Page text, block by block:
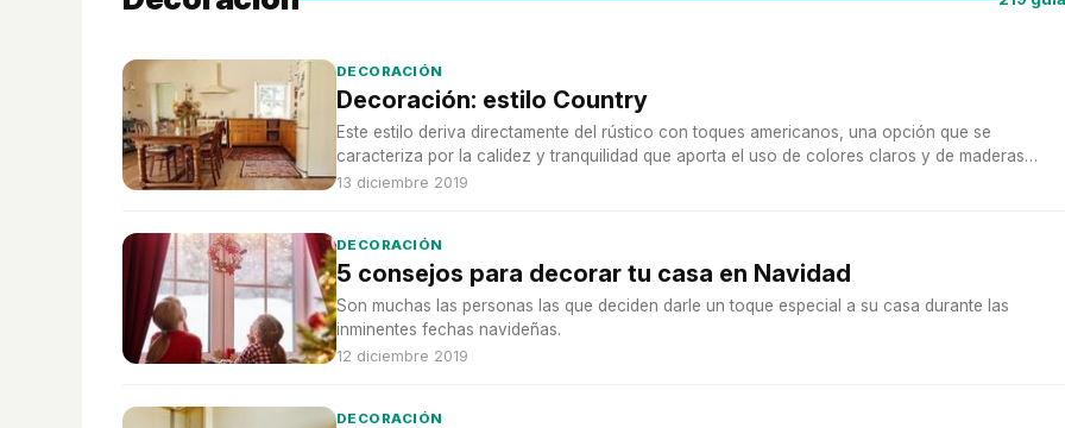
DECORACIÓN
Decoración: estilo Country
Este estilo deriva directamente del rústico con toques americanos, una opción que se
caracteriza por la calidez y tranquilidad que aporta el uso de colores claros y de maderas
naturales.
13 diciembre 2019
DECORACIÓN
5 consejos para decorar tu casa en Navidad
Son muchas las personas las que deciden darle un toque especial a su casa durante las
inminentes fechas navideñas.
12 diciembre 2019
DECORACIÓN